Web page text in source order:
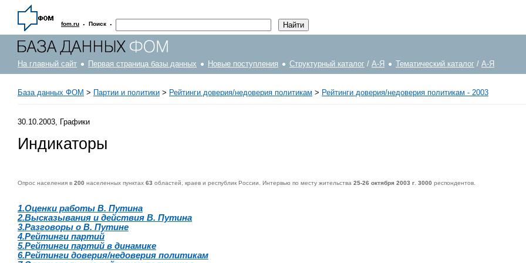
fom.ru · Поиск ·
На главный сайт Первая страница базы данных Новые поступления Структурный каталог / А-Я Тематический каталог / А-Я
База данных ФОМ > Партии и политики > Рейтинги доверия/недоверия политикам > Рейтинги доверия/недоверия политикам - 2003
30.10.2003, Графики
Индикаторы
Опрос населения в 200 населенных пунктах 63 областей, краев и республик России. Интервью по месту жительства 25-26 октября 2003 г 3000 респондентов.
1.Оценки работы В. Путина
2.Высказывания и действия В. Путина
3.Разговоры о В. Путине
4.Рейтинги партий
5.Рейтинги партий в динамике
6.Рейтинги доверия/недоверия политикам